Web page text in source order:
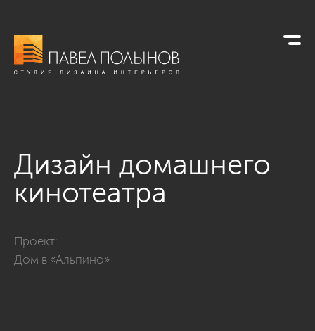
Дизайн домашнего
кинотеатра
Проект:
Дом в «Альпино»